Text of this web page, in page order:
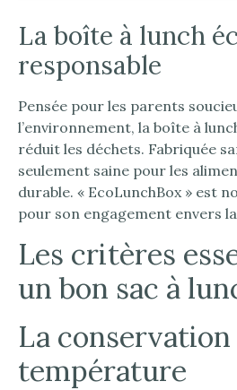
La boîte à lunch
responsable
Pensée pour les parents
l’environnement, la boîte à
réduit les déchets. Fabriquée
seulement saine pour les
durable. « EcoLunchBox » est
pour son engagement envers
Les critères
un bon sac à
La conservation
température